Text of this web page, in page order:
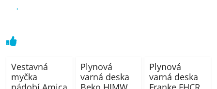
→
Vestavná
myčka
Plynová
varná deska
Plynová
varná deska